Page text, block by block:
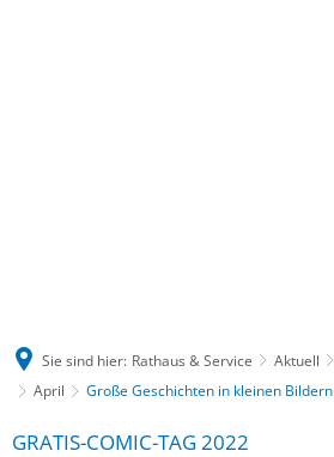
Sie sind hier: Rathaus & Service Aktuell
April
Große Geschichten in kleinen Bildern
GRATIS-COMIC-TAG 2022